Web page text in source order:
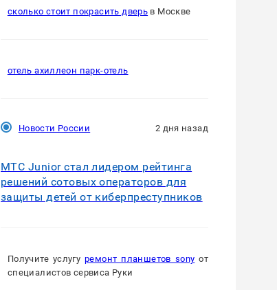
сколько стоит покрасить дверь в Москве
отель ахиллеон парк-отель
Новости России 2 дня назад
МТС Junior стал лидером рейтинга
решений сотовых операторов для
защиты детей от киберпреступников
Получите услугуремонт планшетов sony от
специалистов сервиса Руки